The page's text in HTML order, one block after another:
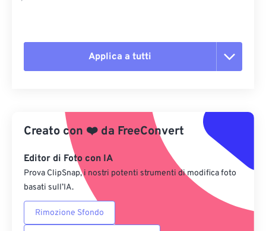
Applica a tutti
Applica da preimpostazione
Salva come predefinito
Creato con ❤️ da FreeConvert
Editor di Foto con IA
Prova ClipSnap, i nostri potenti strumenti di modifica foto
basati sull’IA.
Rimozione Sfondo